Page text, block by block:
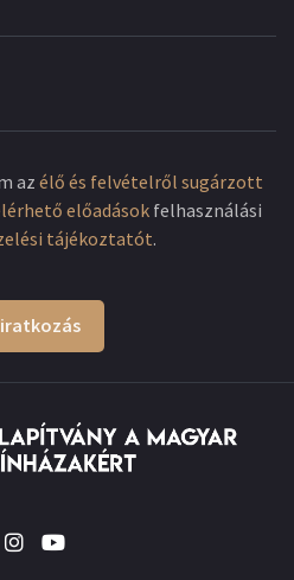
az élő és felvételről sugárzott
előadások felhasználási
tájékoztatót.